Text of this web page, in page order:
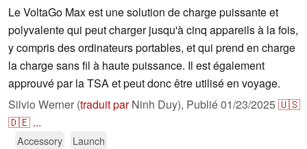
Le VoltaGo Max est une solution de charge puissante et
polyvalente qui peut charger jusqu'à cinq appareils à la fois,
y compris des ordinateurs portables, et qui prend en charge
la charge sans fil à haute puissance. Il est également
approuvé par la TSA et peut donc être utilisé en voyage.
Silvio Werner (traduit parNinh Duy), Publié01/23/2025🇺🇸
🇩🇪 ...
Accessory Launch